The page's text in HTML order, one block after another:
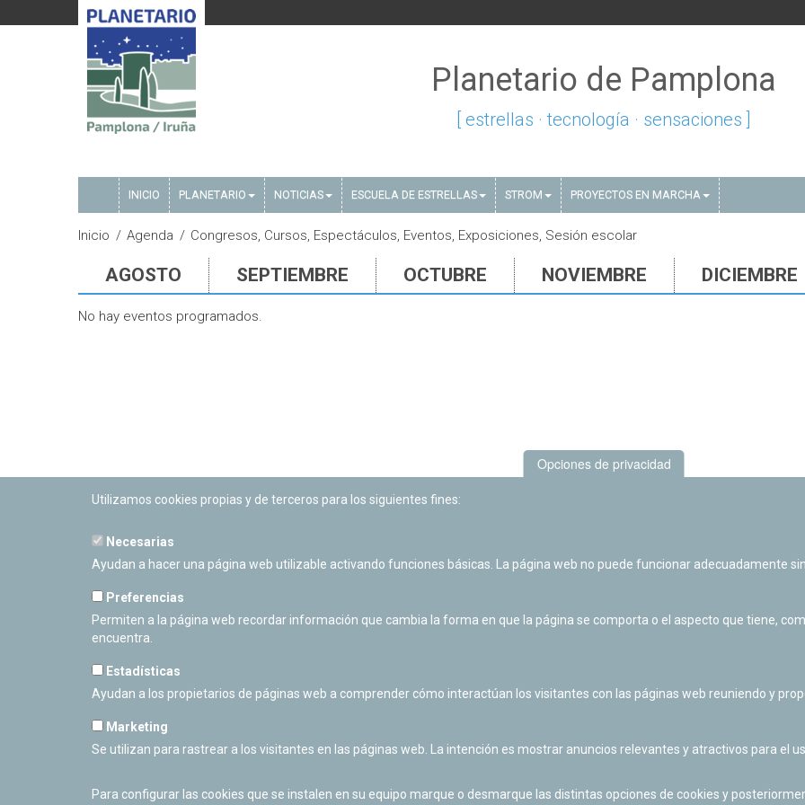
Planetario de Pamplona
[ estrellas · tecnología · sensaciones ]
INICIO PLANETARIO NOTICIAS ESCUELA DE ESTRELLAS STROM PROYECTOS EN MARCHA
Inicio Agenda Congresos, Cursos, Espectáculos, Eventos, Exposiciones, Sesión escolar
AGOSTO SEPTIEMBRE OCTUBRE NOVIEMBRE DICIEMBRE
No hay eventos programados.
PLANETARIO DE PAMPLONA
Calle Sancho RamÃ­rez, s/n
Cerrado Temporalmente
Opciones de privacidad
Utilizamos cookies propias y de terceros para los siguientes fines:
Necesarias
Ayudan a hacer una página web utilizable activando funciones básicas. La página web no puede funcionar adecuadamente
Preferencias
Permiten a la página web recordar información que cambia la forma en que la página se comporta o el aspecto que tiene,
encuentra.
Estadísticas
Ayudan a los propietarios de páginas web a comprender cómo interactúan los visitantes con las páginas web reuniendo y
Marketing
Se utilizan para rastrear a los visitantes en las páginas web. La intención es mostrar anuncios relevantes y atractivos para el
Para configurar las cookies que se instalen en su equipo marque o desmarque las distintas opciones de cookies y